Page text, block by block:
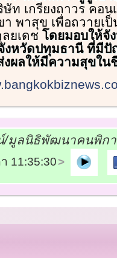
ท เกรียงถาวร คอน
พาสุข เพื่อถวายเ
ยเดช โดยมอบให้จั
งหวัดปทุมธานี ที่มี
งผลให้มีความสุขใ
/มูลนิธิพัฒนาคนพิก
11:35:30